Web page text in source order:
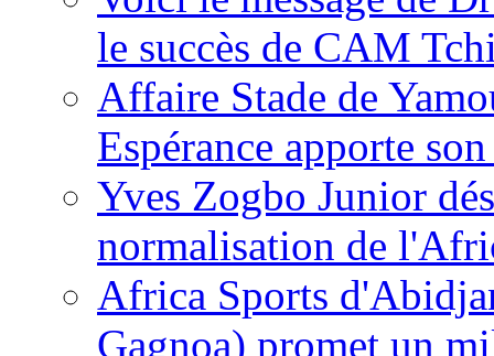
le succès de CAM
Affaire Stade de
Espérance apporte
Yves Zogbo Junior
normalisation de
Africa Sports
Gagnoa) promet un